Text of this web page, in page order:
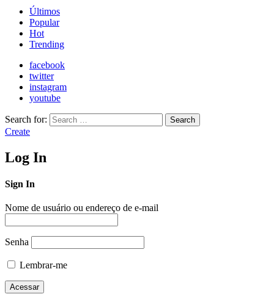
Últimos
Popular
Hot
Trending
facebook
twitter
instagram
youtube
Search for: Search
Create
Log In
Sign In
Nome de usuário ou endereço de e-mail
Senha
Lembrar-me